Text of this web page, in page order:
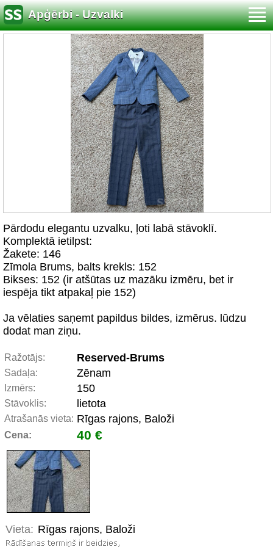
Apģērbi - Uzvalki
Pārdodu elegantu uzvalku, ļoti labā stāvoklī.
Komplektā ietilpst:
Žakete: 146
Zīmola Brums, balts krekls: 152
Bikses: 152 (ir atšūtas uz mazāku izmēru, bet ir
iespēja tikt atpakaļ pie 152)
Ja vēlaties saņemt papildus bildes, izmērus. lūdzu
dodat man ziņu.
Ražotājs: Reserved-Brums
Sadaļa: Zēnam
Izmērs: 150
Stāvoklis: lietota
Atrašanās vieta: Rīgas rajons, Baloži
Cena: 40 €
Vieta: Rīgas rajons, Baloži